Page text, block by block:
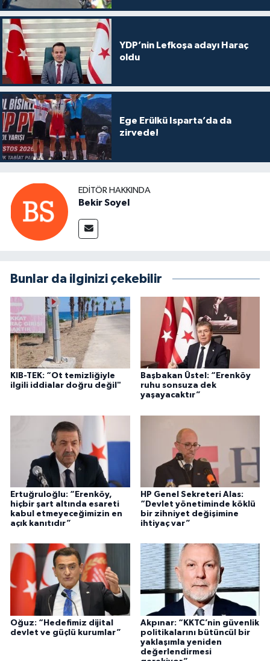
YDP’nin Lefkoşa adayı Haraç
oldu
Ege Erülkü Isparta’da da
zirvede!
EDITÖR HAKKINDA
Bekir Soyel
Bunlar da ilginizi çekebilir
KIB-TEK: “Ot temizliğiyle
ilgili iddialar doğru değil"
Başbakan Üstel: “Erenköy
ruhu sonsuza dek
yaşayacaktır”
Ertuğruloğlu: “Erenköy,
hiçbir şart altında esareti
kabul etmeyeceğimizin en
açık kanıtıdır”
HP Genel Sekreteri Alas:
“Devlet yönetiminde köklü
bir zihniyet değişimine
ihtiyaç var”
Oğuz: “Hedefimiz dijital
devlet ve güçlü kurumlar”
Akpınar: “KKTC’nin güvenlik
politikalarını bütüncül bir
yaklaşımla yeniden
değerlendirmesi